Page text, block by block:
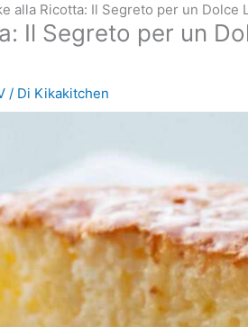
alla Ricotta: Il Segreto per un Dolce
Il Segreto per un
/ Di Kikakitchen